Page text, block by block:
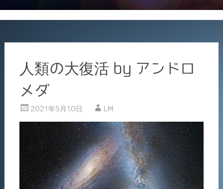
人類の大復活 by アンドロ
メダ
2021年5月10日 LM